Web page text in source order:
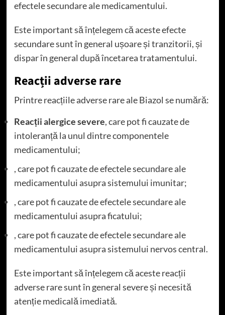
efectele secundare ale medicamentului.
Este important să înțelegem că aceste efecte
secundare sunt în general ușoare și tranzitorii, și
dispar în general după încetarea tratamentului.
Reacții adverse rare
Printre reacțiile adverse rare ale Biazol se numără:
Reacții alergice severe, care pot fi cauzate de
intoleranță la unul dintre componentele
medicamentului;
, care pot fi cauzate de efectele secundare ale
medicamentului asupra sistemului imunitar;
, care pot fi cauzate de efectele secundare ale
medicamentului asupra ficatului;
, care pot fi cauzate de efectele secundare ale
medicamentului asupra sistemului nervos central.
Este important să înțelegem că aceste reacții
adverse rare sunt în general severe și necesită
atenție medicală imediată.